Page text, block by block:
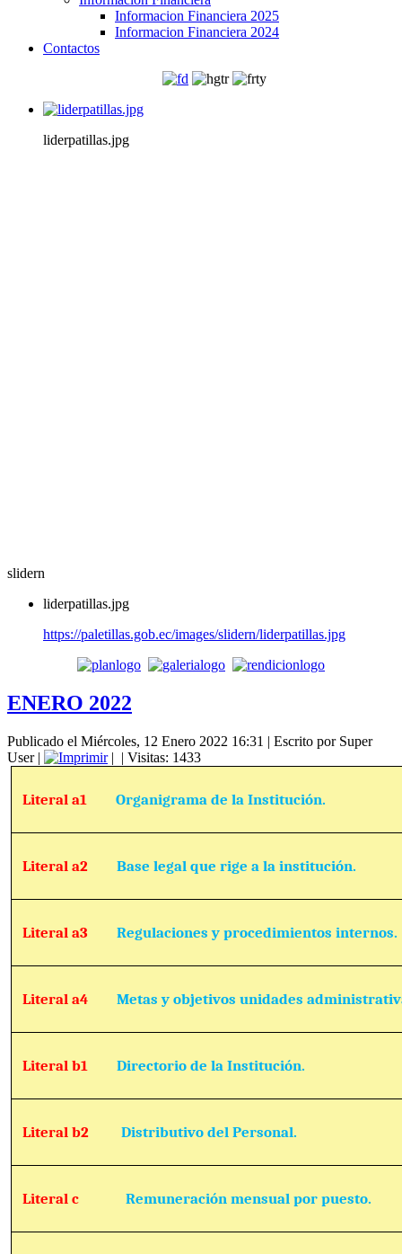
Informacion Financiera 2025
Informacion Financiera 2024
Contactos
liderpatillas.jpg
slidern
liderpatillas.jpg
https://paletillas.gob.ec/images/slidern/liderpatillas.jpg
ENERO 2022
Publicado el Miércoles, 12 Enero 2022 16:31 | Escrito por Super
User| | | Visitas: 1433
Literal a1Organigrama de la Institución.
Literal a2Base legal que rige a la institución.
Literal a3Regulaciones y procedimientos internos.
Literal a4Metas y objetivos unidades
Literal b1Directorio de la Institución.
Literal b2Distributivo del Personal.
Literal c Remuneración mensual por puesto.